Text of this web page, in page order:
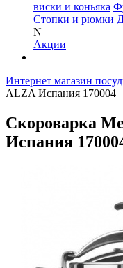
виски и коньяка
Стопки и рюмки
N
Акции
Интернет магазин
ALZA Испания 170004
Скороварка
Испания